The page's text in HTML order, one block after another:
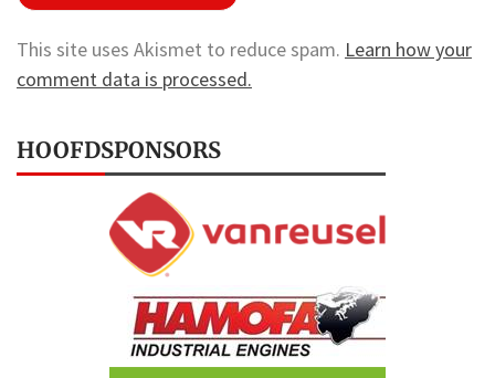
This site uses Akismet to reduce spam. Learn how your
comment data is processed.
HOOFDSPONSORS